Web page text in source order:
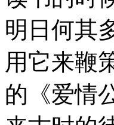
读书的时
明日何其
用它来鞭
的《爱情